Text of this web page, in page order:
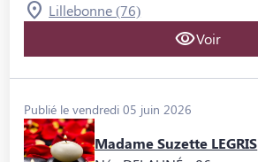
Lillebonne (76)
Voir
Publié le vendredi 05 juin 2026
Madame Suzette LEGRIS